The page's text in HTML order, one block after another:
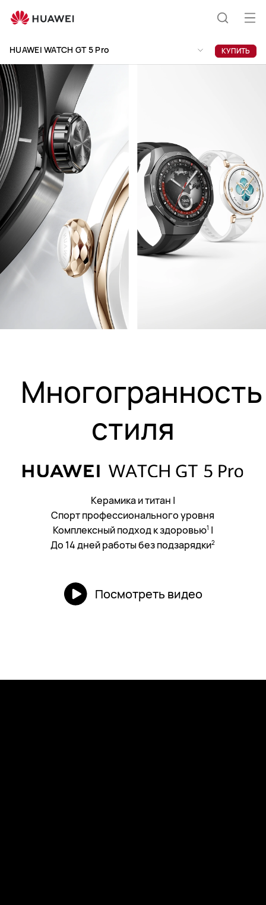
WATCH
Pro
по
HUAWEI WATCH GT 5 Pro КУПИТЬ
Многогранность
стиля
Керамика и титан |
Спорт профессионального уровня
Комплексный подход к здоровью1 |
До 14 дней работы без подзарядки2
Посмотреть видео